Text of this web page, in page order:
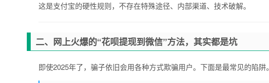
这是支付宝的硬性规则，不存在特殊途径、内部渠道、技术破解。
二、网上火爆的“花呗提现到微信”方法，其实都是坑
即使2025年了，骗子依旧会用各种方式欺骗用户。下面是最常见的陷阱。